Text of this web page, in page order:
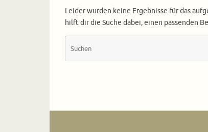
Leider wurden keine Ergebnisse für das
hilft dir die Suche dabei, einen passenden